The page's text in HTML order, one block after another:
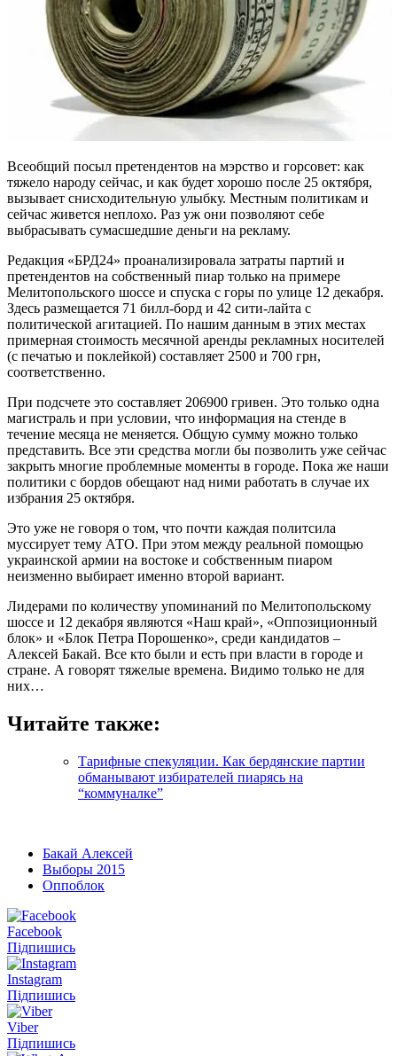
Всеобщий посыл претендентов на мэрство и горсовет: как
тяжело народу сейчас, и как будет хорошо после 25 октября,
вызывает снисходительную улыбку. Местным политикам и
сейчас живется неплохо. Раз уж они позволяют себе
выбрасывать сумасшедшие деньги на рекламу.
Редакция «БРД24» проанализировала затраты партий и
претендентов на собственный пиар только на примере
Мелитопольского шоссе и спуска с горы по улице 12 декабря.
Здесь размещается 71 билл-борд и 42 сити-лайта с
политической агитацией. По нашим данным в этих местах
примерная стоимость месячной аренды рекламных носителей
(с печатью и поклейкой) составляет 2500 и 700 грн,
соответственно.
При подсчете это составляет 206900 гривен. Это только одна
магистраль и при условии, что информация на стенде в
течение месяца не меняется. Общую сумму можно только
представить. Все эти средства могли бы позволить уже сейчас
закрыть многие проблемные моменты в городе. Пока же наши
политики с бордов обещают над ними работать в случае их
избрания 25 октября.
Это уже не говоря о том, что почти каждая политсила
муссирует тему АТО. При этом между реальной помощью
украинской армии на востоке и собственным пиаром
неизменно выбирает именно второй вариант.
Лидерами по количеству упоминаний по Мелитопольскому
шоссе и 12 декабря являются «Наш край», «Оппозиционный
блок» и «Блок Петра Порошенко», среди кандидатов –
Алексей Бакай. Все кто были и есть при власти в городе и
стране. А говорят тяжелые времена. Видимо только не для
них…
Читайте также:
Тарифные спекуляции. Как бердянские партии
обманывают избирателей пиарясь на
“коммуналке”
Бакай Алексей
Выборы 2015
Оппоблок
Facebook
Підпишись
Instagram
Підпишись
Viber
Підпишись